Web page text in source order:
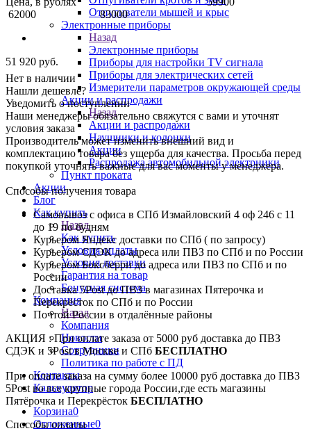
Отпугиватели мышей и крыс
Электронные приборы
Назад
Электронные приборы
Приборы для настройки TV сигнала
Приборы для электрических сетей
Измерители параметров окружающей среды
Акции и распродажи
Назад
Акции и распродажи
Наушники и колонки
Акции
Распродажа автомобильной электрники
Пункт проката
Акции
Блог
Как купить
Назад
Как купить
Условия оплаты
Условия доставки
Гарантия на товар
Бонусная система
Компания
Назад
Компания
Новости
Сотрудники
Политика по работе с ПД
Контакты
Калькулятор
Корзина0
Отложенные0
62000 83000
51 920 руб.
Нет в наличии
Нашли дешевле?
Уведомить о поступлении
Наши менеджеры обязательно свяжутся с вами и уточнят
условия заказа
Производитель может изменить внешний вид и
комплектацию товара без ущерба для качества. Просьба перед
покупкой уточнять важные для вас моменты у менеджера.
Способы получения товара
Самовывоз с офиса в СПб Измайловский 4 оф 246 с 11
до 19 по будням
Курьером Яндекс доставки по СПб ( по запросу)
Курьером СДЭК до адреса или ПВЗ по СПб и по России
Курьером Боксберри до адреса или ПВЗ по СПб и по
России
Доставка 5Post до ПВЗ в магазинах Пятерочка и
Перекрёсток по СПб и по России
Почтой России в отдалённые районы
АКЦИЯ : При оплате заказа от 5000 руб доставка до ПВЗ
СДЭК и 5Post в Москве и СПб БЕСПЛАТНО
При оплате заказа на сумму более 10000 руб доставка до ПВЗ
5Post во все крупные города России,где есть магазины
Пятёрочка и Перекрёсток БЕСПЛАТНО
Способы оплаты